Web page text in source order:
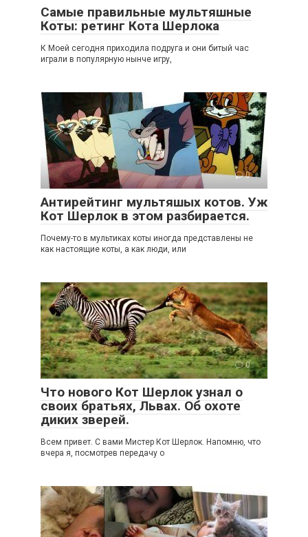
Самые правильные мультяшные
Коты: ретинг Кота Шерлока
К Моей сегодня приходила подруга и они битый час
играли в популярную нынче игру,
0
Антирейтинг мультяшых котов. Уж
Кот Шерлок в этом разбирается.
Почему-то в мультиках коты иногда представлены не
как настоящие коты, а как люди, или
0
Что нового Кот Шерлок узнал о
своих братьях, Львах. Об охоте
диких зверей.
Всем привет. С вами Мистер Кот Шерлок. Напомню, что
вчера я, посмотрев передачу о